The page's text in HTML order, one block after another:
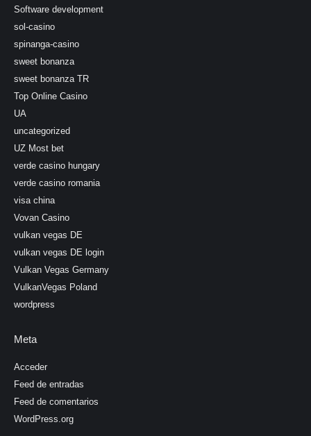
Software development
sol-casino
spinanga-casino
sweet bonanza
sweet bonanza TR
Top Online Casino
UA
uncategorized
UZ Most bet
verde casino hungary
verde casino romania
visa china
Vovan Casino
vulkan vegas DE
vulkan vegas DE login
Vulkan Vegas Germany
VulkanVegas Poland
wordpress
Meta
Acceder
Feed de entradas
Feed de comentarios
WordPress.org